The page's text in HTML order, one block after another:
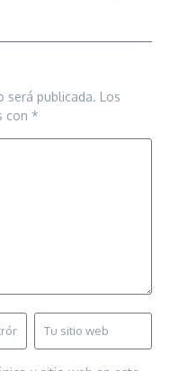
será publicada. Los
con *